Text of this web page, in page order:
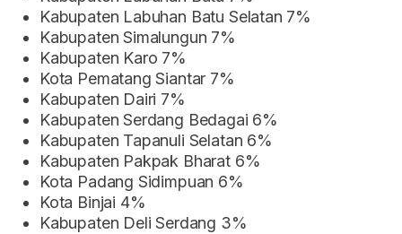
Kabupaten Labuhan Batu Selatan 7%
Kabupaten Simalungun 7%
Kabupaten Karo 7%
Kota Pematang Siantar 7%
Kabupaten Dairi 7%
Kabupaten Serdang Bedagai 6%
Kabupaten Tapanuli Selatan 6%
Kabupaten Pakpak Bharat 6%
Kota Padang Sidimpuan 6%
Kota Binjai 4%
Kabupaten Deli Serdang 3%